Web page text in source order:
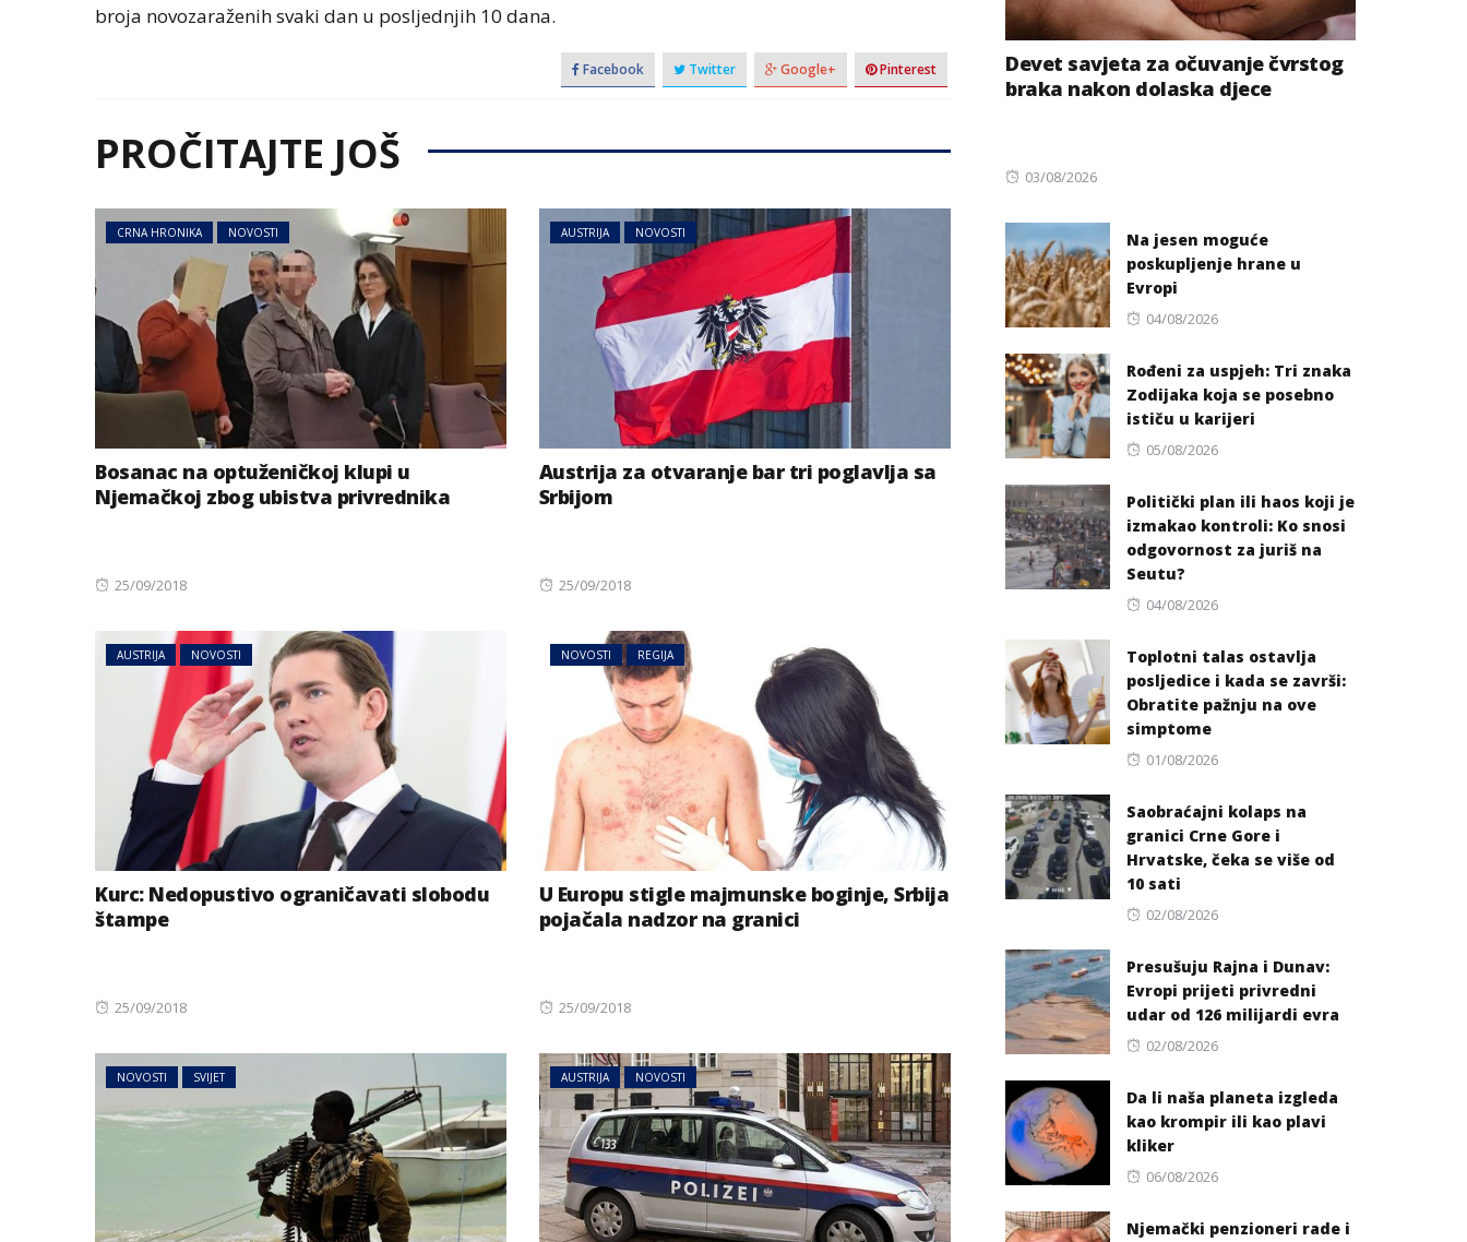
broja novozaraženih svaki dan u posljednjih 10 dana.
Facebook Twitter Google+ Pinterest
PROČITAJTE JOŠ
CRNA HRONIKA NOVOSTI
Bosanac na optuženičkoj klupi u
Njemačkoj zbog ubistva privrednika
Posted
25/09/2018
AUSTRIJA NOVOSTI
Austrija za otvaranje bar tri poglavlja sa
Srbijom
Posted
25/09/2018
AUSTRIJA NOVOSTI
Kurc: Nedopustivo ograničavati slobodu
štampe
Posted
25/09/2018
NOVOSTI REGIJA
U Europu stigle majmunske boginje, Srbija
pojačala nadzor na granici
Posted
25/09/2018
NOVOSTI SVIJET AUSTRIJA NOVOSTI
Devet savjeta za očuvanje čvrstog
braka nakon dolaska djece
Posted
03/08/2026
Na jesen moguće
poskupljenje hrane u
Evropi
Posted
04/08/2026
Rođeni za uspjeh: Tri znaka
Zodijaka koja se posebno
ističu u karijeri
Posted
05/08/2026
Politički plan ili haos koji je
izmakao kontroli: Ko snosi
odgovornost za juriš na
Seutu?
Posted
04/08/2026
Toplotni talas ostavlja
posljedice i kada se završi:
Obratite pažnju na ove
simptome
Posted
01/08/2026
Saobraćajni kolaps na
granici Crne Gore i
Hrvatske, čeka se više od
10 sati
Posted
02/08/2026
Presušuju Rajna i Dunav:
Evropi prijeti privredni
udar od 126 milijardi evra
Posted
02/08/2026
Da li naša planeta izgleda
kao krompir ili kao plavi
kliker
Posted
06/08/2026
Njemački penzioneri rade i